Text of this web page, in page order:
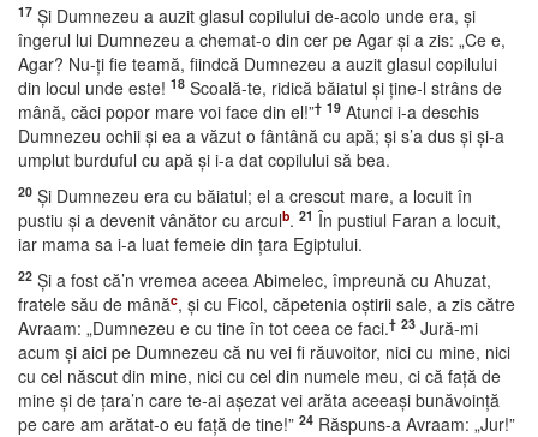
17 Şi Dumnezeu a auzit glasul copilului de-acolo unde era, şi
îngerul lui Dumnezeu a chemat-o din cer pe Agar şi a zis: „Ce e,
Agar? Nu-ţi fie teamă, fiindcă Dumnezeu a auzit glasul copilului
din locul unde este! 18 Scoală-te, ridică băiatul şi ţine-l strâns de
mână, căci popor mare voi face din el!”† 19 Atunci i-a deschis
Dumnezeu ochii şi ea a văzut o fântână cu apă; şi s’a dus şi şi-a
umplut burduful cu apă şi i-a dat copilului să bea.
20 Şi Dumnezeu era cu băiatul; el a crescut mare, a locuit în
pustiu şi a devenit vânător cu arculb. 21 În pustiul Faran a locuit,
iar mama sa i-a luat femeie din ţara Egiptului.
22 Şi a fost că’n vremea aceea Abimelec, împreună cu Ahuzat,
fratele său de mânăc, şi cu Ficol, căpetenia oştirii sale, a zis către
Avraam: „Dumnezeu e cu tine în tot ceea ce faci.† 23 Jură-mi
acum şi aici pe Dumnezeu că nu vei fi răuvoitor, nici cu mine, nici
cu cel născut din mine, nici cu cel din numele meu, ci că faţă de
mine şi de ţara’n care te-ai aşezat vei arăta aceeaşi bunăvoinţă
pe care am arătat-o eu faţă de tine!” 24 Răspuns-a Avraam: „Jur!”